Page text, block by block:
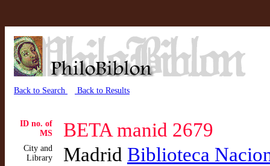
Back to Search Back to Results
ID no. of
MS
BETA manid 2679
City and
Library
Madrid Biblioteca